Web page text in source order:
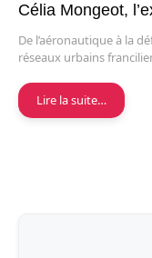
Célia Mongeot,
De l’aéronautique à la
réseaux urbains
Lire la suite…